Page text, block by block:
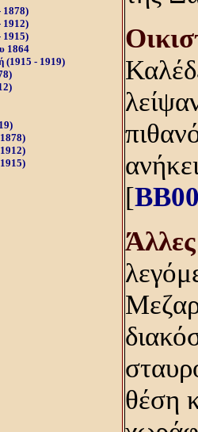
1878)
1912)
1915)
1864
(1915 - 1919)
[
Άλλες
θέση